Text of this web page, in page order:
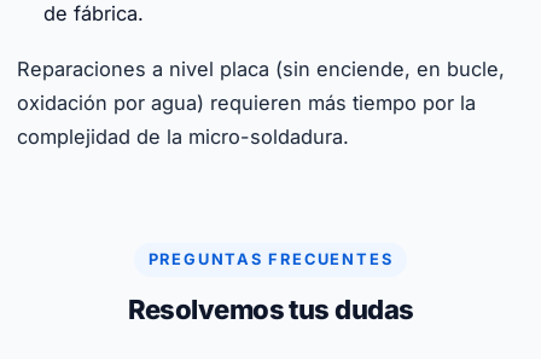
de fábrica.
Reparaciones a nivel placa (sin enciende, en bucle,
oxidación por agua) requieren más tiempo por la
complejidad de la micro-soldadura.
PREGUNTAS FRECUENTES
Resolvemos tus dudas